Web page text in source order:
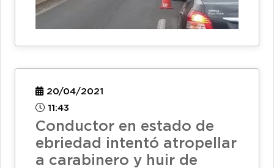
20/04/2021
11:43
Conductor en estado de
ebriedad intentó atropellar
a carabinero y huir de